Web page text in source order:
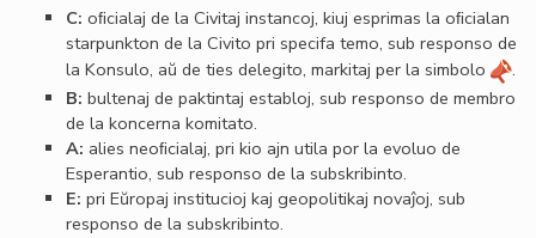
C: oﬁcialaj de la Civitaj instancoj, kiuj esprimas la oﬁcialan
starpunkton de la Civito pri specifa temo, sub responso de
la Konsulo, aŭ de ties delegito, markitaj per la simbolo
.
B: bultenaj de paktintaj establoj, sub responso de membro
de la koncerna komitato.
A: alies neoﬁcialaj, pri kio ajn utila por la evoluo de
Esperantio, sub responso de la subskribinto.
E: pri Eŭropaj institucioj kaj geopolitikaj novaĵoj, sub
responso de la subskribinto.